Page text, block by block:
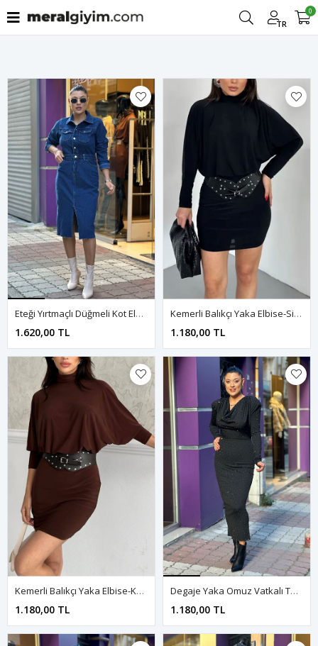
TR
0
Filtrele
Eteği Yırtmaçlı Düğmeli Kot Elbise-Mavi
1.620,00 TL
Kemerli Balıkçı Yaka Elbise-Siyah
1.180,00 TL
Kemerli Balıkçı Yaka Elbise-Kahve
1.180,00 TL
Degaje Yaka Omuz Vatkalı Taşlı Elbise-Siyah
1.180,00 TL